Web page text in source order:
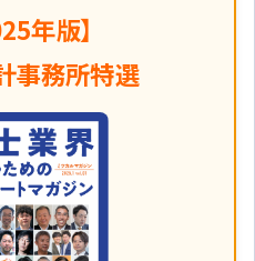
年版】
事務所特選